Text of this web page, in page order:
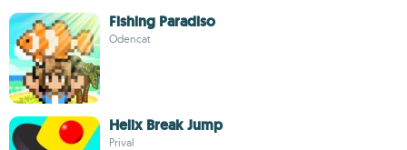
Fishing Paradiso
Odencat
Helix Break Jump
Prival